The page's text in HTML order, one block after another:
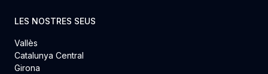
LES NOSTRES SEUS
Vallès
Catalunya Central
Girona